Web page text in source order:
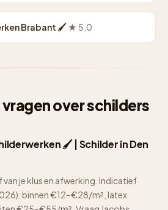
Brabant 🖌★ 5,0
over schilders
🖌 | Schilder in Den
van je klus en afwerking. Indicatief
binnen €12–€28/m², latex